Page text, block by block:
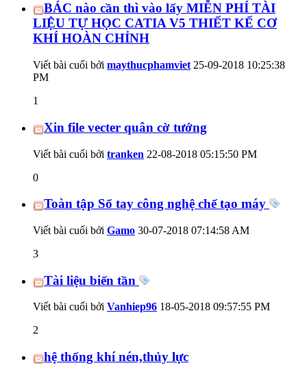
BÁC nào cần thì vào lấy MIỄN PHÍ TÀI
LIỆU TỰ HỌC CATIA V5 THIẾT KẾ CƠ
KHÍ HOÀN CHỈNH
Viết bài cuối bởi maythucphamviet 25-09-2018 10:25:38
PM
1
Xin file vecter quân cờ tướng
Viết bài cuối bởi tranken 22-08-2018 05:15:50 PM
0
Toàn tập Sổ tay công nghệ chế tạo máy
Viết bài cuối bởi Gamo 30-07-2018 07:14:58 AM
3
Tài liệu biến tần
Viết bài cuối bởi Vanhiep96 18-05-2018 09:57:55 PM
2
hệ thống khí nén,thủy lực